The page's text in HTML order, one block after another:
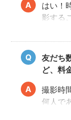
はい！
影する
ット
相談し
でおす
友だち
ど、料
撮影時
何人で
ぜひ